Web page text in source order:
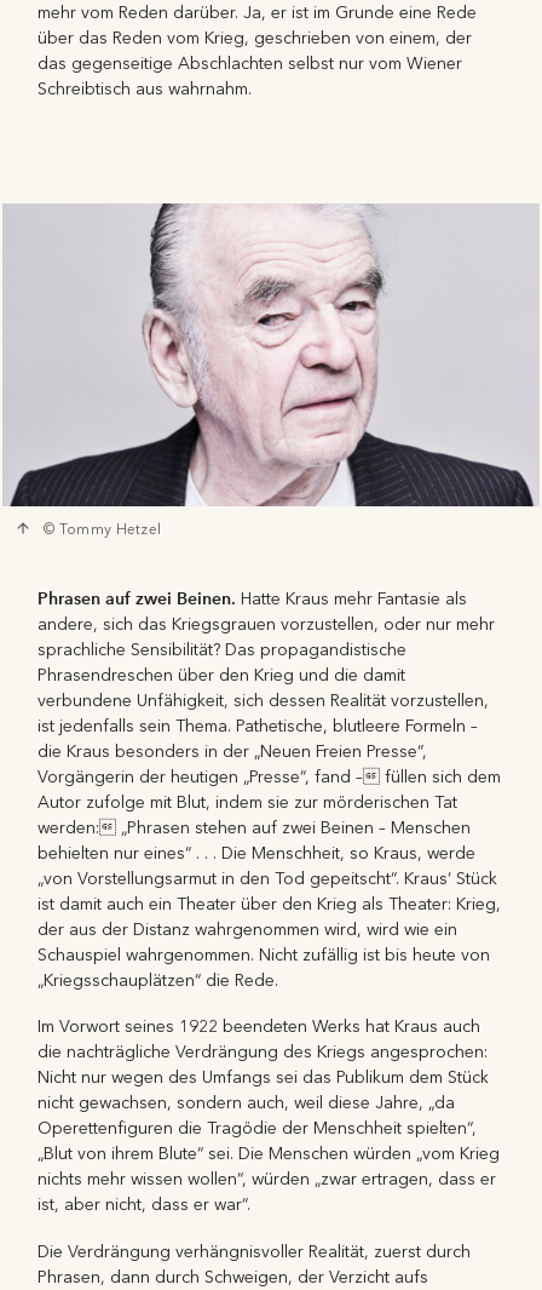
mehr vom Reden darüber. Ja, er ist im Grunde eine Rede
über das Reden vom Krieg, geschrieben von einem, der
das gegenseitige Abschlachten selbst nur vom Wiener
Schreibtisch aus wahrnahm.
© Tommy Hetzel
Phrasen auf zwei Beinen. Hatte Kraus mehr Fantasie als
andere, sich das Kriegsgrauen vorzustellen, oder nur mehr
sprachliche Sensibilität? Das propagandistische
Phrasendreschen über den Krieg und die damit
verbundene Unfähigkeit, sich dessen Realität vorzustellen,
ist jedenfalls sein Thema. Pathetische, blutleere Formeln –
die Kraus besonders in der „Neuen Freien Presse“,
Vorgängerin der heutigen „Presse“, fand – füllen sich dem
Autor zufolge mit Blut, indem sie zur mörderischen Tat
werden: „Phrasen stehen auf zwei Beinen – Menschen
behielten nur eines“ . . . Die Menschheit, so Kraus, werde
„von Vorstellungsarmut in den Tod gepeitscht“. Kraus‘ Stück
ist damit auch ein Theater über den Krieg als Theater: Krieg,
der aus der Distanz wahrgenommen wird, wird wie ein
Schauspiel wahrgenommen. Nicht zufällig ist bis heute von
„Kriegsschauplätzen“ die Rede.
Im Vorwort seines 1922 beendeten Werks hat Kraus auch
die nachträgliche Verdrängung des Kriegs angesprochen:
Nicht nur wegen des Umfangs sei das Publikum dem Stück
nicht gewachsen, sondern auch, weil diese Jahre, „da
Operettenfiguren die Tragödie der Menschheit spielten“,
„Blut von ihrem Blute“ sei. Die Menschen würden „vom Krieg
nichts mehr wissen wollen“, würden „zwar ertragen, dass er
ist, aber nicht, dass er war“.
Die Verdrängung verhängnisvoller Realität, zuerst durch
Phrasen, dann durch Schweigen, der Verzicht aufs